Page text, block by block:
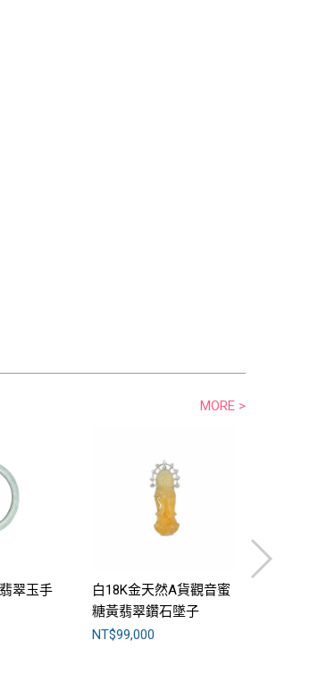
MORE >
翠玉手
白18K金天然A貨觀音蜜
糖黃翡翠鑽石墜子
A118544
NT$99,000